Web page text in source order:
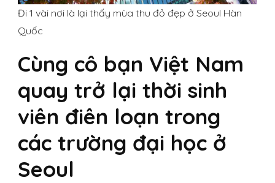
Đi 1 vài nơi là lại thấy mùa thu đỏ đẹp ở Seoul Hàn
Quốc
Cùng cô bạn Việt Nam
quay trở lại thời sinh
viên điên loạn trong
các trường đại học ở
Seoul